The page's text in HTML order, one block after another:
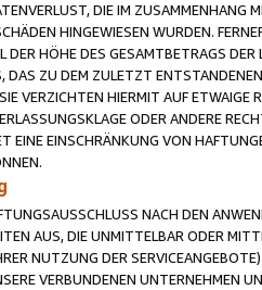
DIE IM ZUSAMMENHANG
HINGEWIESEN WURDEN.
DER HÖHE DES GESAMTBETRAGS
DAS ZU DEM ZULETZT
VERZICHTEN HIERMIT AUF
ODER ANDERE
EINE EINSCHRÄNKUNG VON
NACH DEN
AUS, DIE UNMITTELBAR ODER
NUTZUNG DER
VERBUNDENEN UNTERNEHMEN